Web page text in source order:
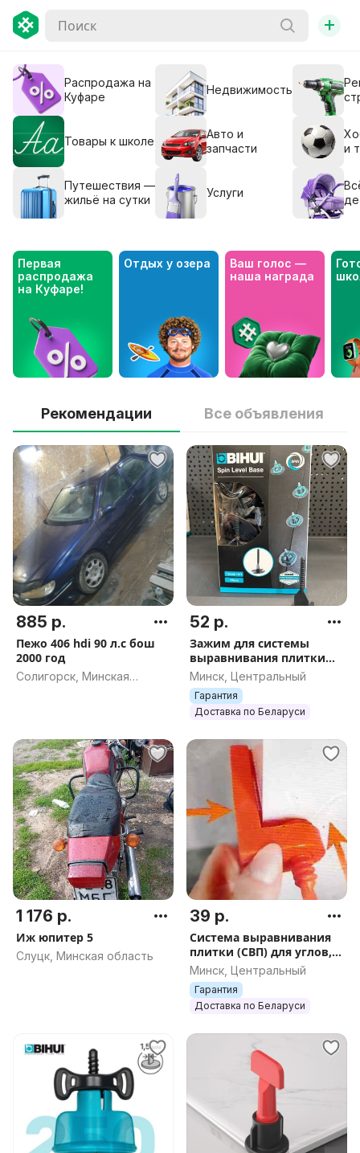
+
Распродажа на
Куфаре
Товары к школе
Путешествия —
жильё на сутки
Недвижимость
Авто и
запчасти
Услуги
и
Первая
распродажа
на Куфаре!
Отдых у озера
Ваш голос —
наша награда
Рекомендации Все объявления
885 р.
Пежо 406 hdi 90 л.с бош
2000 год
Солигорск, Минская
52 р.
Зажим для системы
выравнивания плитки
(СВП) BIHUI 1,5мм, 250шт,
арт.SL2250
Минск, Центральный
Гарантия
Доставка по Беларуси
1 176 р.
Иж юпитер 5
Слуцк, Минская область
39 р.
Система выравнивания
плитки (СВП) для углов,
30 штук, арт.2350
Минск, Центральный
Гарантия
Доставка по Беларуси